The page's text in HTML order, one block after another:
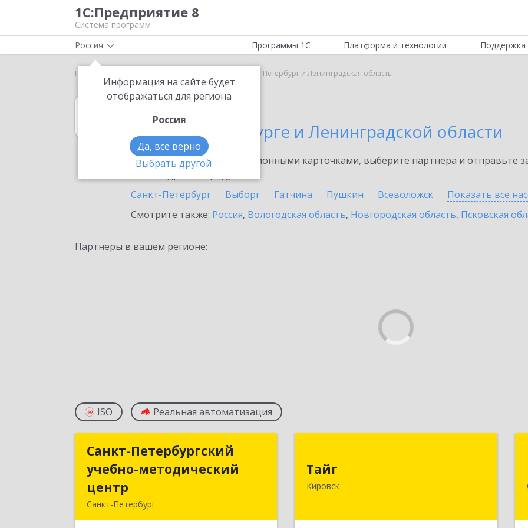
1С:Предприятие 8
Система программ
Россия
Информация на сайте будет
отображаться для региона
Россия
Да, все верно
Выбрать другой
Программы 1С Платформа и технологии Поддержка
Главная Санкт-Петербург и Ленинградская область
1С:Розница
в Санкт-Петербурге и Ленинградской области
Ознакомьтесь с информационными карточками, выберите партнёра и отправьте
Санкт-Петербург
Выборг Гатчина Пушкин Всеволожск Показать все
Смотрите также: Россия, Вологодская область, Новгородская область, Псковская
Партнеры в вашем регионе:
ISO Реальная автоматизация
Санкт-Петербургский
учебно-методический
центр
Санкт-Петербург
Санкт-Петербургский
учебно-методический
Тайг
Кировск
Кировский р-н, Кировск г, Новая ул,